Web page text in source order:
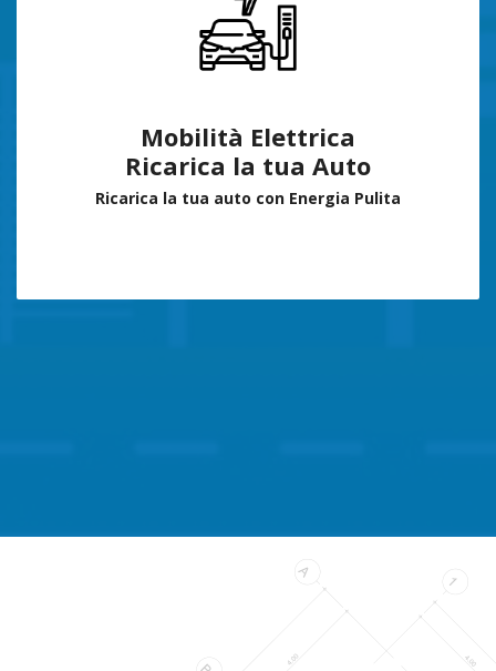
Mobilità Elettrica
Ricarica la tua Auto
Ricarica la tua auto con Energia Pulita